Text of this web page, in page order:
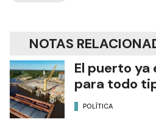
NOTAS
El puerto
para todo
POLÍTICA